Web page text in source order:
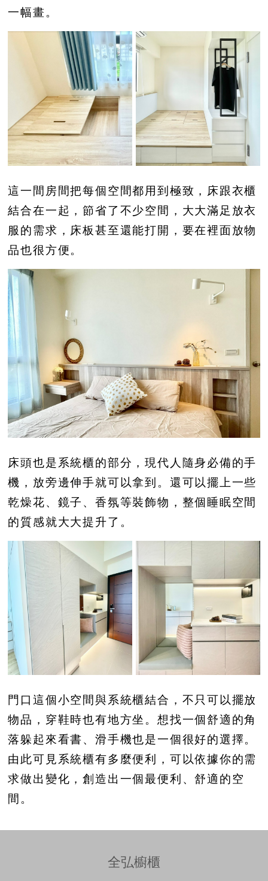
一幅畫。
這一間房間把每個空間都用到極致，床跟衣櫃
結合在一起，節省了不少空間，大大滿足放衣
服的需求，床板甚至還能打開，要在裡面放物
品也很方便。
床頭也是系統櫃的部分，現代人隨身必備的手
機，放旁邊伸手就可以拿到。還可以擺上一些
乾燥花、鏡子、香氛等裝飾物，整個睡眠空間
的質感就大大提升了。
門口這個小空間與系統櫃結合，不只可以擺放
物品，穿鞋時也有地方坐。想找一個舒適的角
落躲起來看書、滑手機也是一個很好的選擇。
由此可見系統櫃有多麼便利，可以依據你的需
求做出變化，創造出一個最便利、舒適的空
間。
全弘櫥櫃